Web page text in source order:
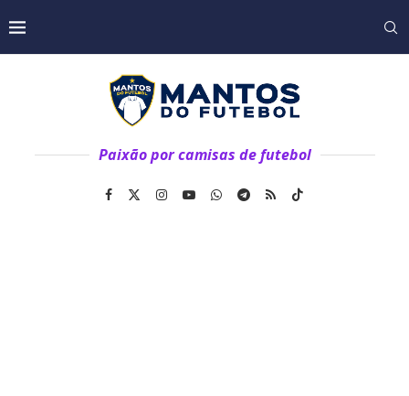
Paixão por camisas de futebol